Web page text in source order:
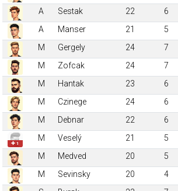
A
Sestak 22 6
A
Manser 21 5
M
Gergely 24 7
M
Zofcak 24 7
M
Hantak 23 6
M
Czinege 24 6
M
Debnar 22 6
✚ 1
M Veselý 21 5
M
Medved 20 5
M
Sevinsky 20 4